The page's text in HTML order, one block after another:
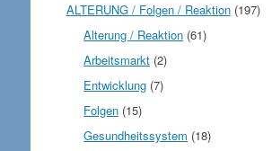
ALTERUNG / Folgen / Reaktion(197)
Alterung / Reaktion (61)
Arbeitsmarkt (2)
Entwicklung (7)
Folgen (15)
Gesundheitssystem (18)